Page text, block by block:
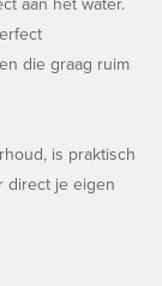
aan het water.
die graag ruim
is praktisch
direct je eigen